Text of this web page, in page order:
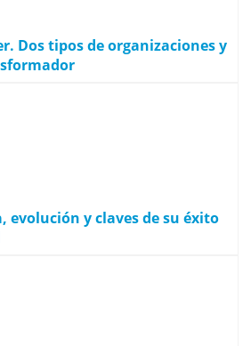
Dos tipos de organizaciones y
evolución y claves de su éxito